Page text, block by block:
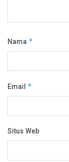
Nama *
Email *
Situs Web